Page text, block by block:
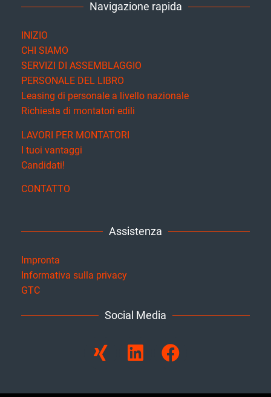
Navigazione rapida
INIZIO
CHI SIAMO
SERVIZI DI ASSEMBLAGGIO
PERSONALE DEL LIBRO
Leasing di personale a livello nazionale
Richiesta di montatori edili
LAVORI PER MONTATORI
I tuoi vantaggi
Candidati!
CONTATTO
Assistenza
Impronta
Informativa sulla privacy
GTC
Social Media